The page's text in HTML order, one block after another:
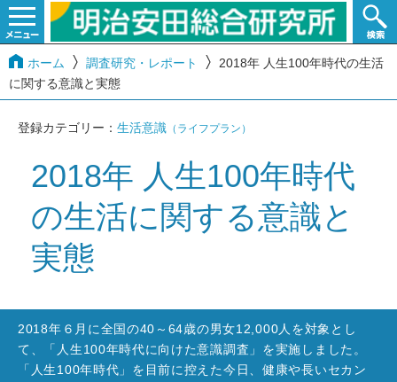
ホーム 調査研究・レポート
2018年 人生100年時代の生活
に関する意識と実態
登録カテゴリー： 生活意識 （ライフプラン）
2018年 人生100年時代
の生活に関する意識と
実態
2018年６月に全国の40～64歳の男女12,000人を対象とし
て、「人生100年時代に向けた意識調査」を実施しました。
「人生100年時代」を目前に控えた今日、健康や長いセカン